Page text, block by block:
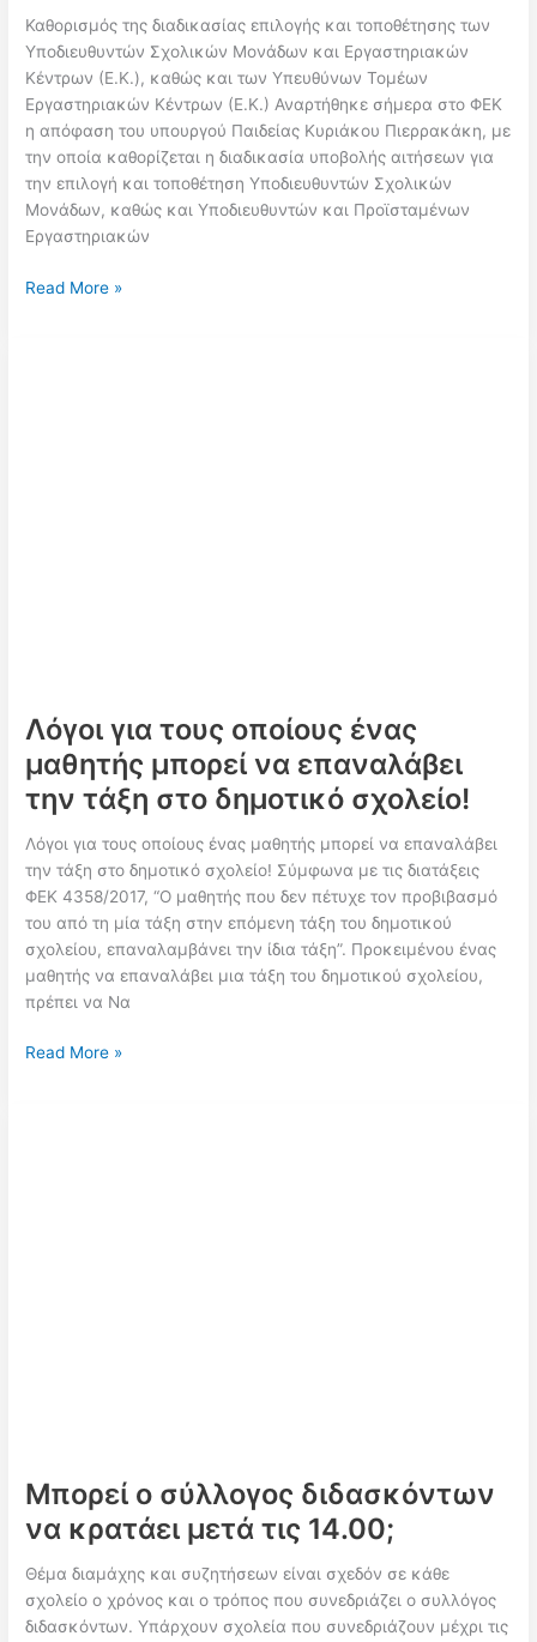
Καθορισμός της διαδικασίας επιλογής και τοποθέτησης των
Υποδιευθυντών Σχολικών Μονάδων και Εργαστηριακών
Κέντρων (Ε.Κ.), καθώς και των Υπευθύνων Τομέων
Εργαστηριακών Κέντρων (Ε.Κ.) Αναρτήθηκε σήμερα στο ΦΕΚ
η απόφαση του υπουργού Παιδείας Κυριάκου Πιερρακάκη, με
την οποία καθορίζεται η διαδικασία υποβολής αιτήσεων για
την επιλογή και τοποθέτηση Υποδιευθυντών Σχολικών
Μονάδων, καθώς και Υποδιευθυντών και Προϊσταμένων
Εργαστηριακών
ΦΕΚ
Read More »
Λόγοι για τους οποίους ένας
μαθητής μπορεί να επαναλάβει
την τάξη στο δημοτικό σχολείο!
Λόγοι για τους οποίους ένας μαθητής μπορεί να επαναλάβει
την τάξη στο δημοτικό σχολείο! Σύμφωνα με τις διατάξεις
ΦΕΚ 4358/2017, “Ο μαθητής που δεν πέτυχε τον προβιβασμό
του από τη μία τάξη στην επόμενη τάξη του δημοτικού
σχολείου, επαναλαμβάνει την ίδια τάξη”. Προκειμένου ένας
μαθητής να επαναλάβει μια τάξη του δημοτικού σχολείου,
πρέπει να Να
Λόγοι
Read More »
Μπορεί ο σύλλογος διδασκόντων
να κρατάει μετά τις 14.00;
Θέμα διαμάχης και συζητήσεων είναι σχεδόν σε κάθε
σχολείο ο χρόνος και ο τρόπος που συνεδριάζει ο συλλόγος
διδασκόντων. Υπάρχουν σχολεία που συνεδριάζουν μέχρι τις